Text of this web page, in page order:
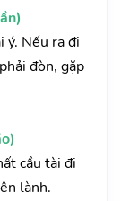
ý. Nếu ra đi
đòn, gặp
cầu tài đi
lành.